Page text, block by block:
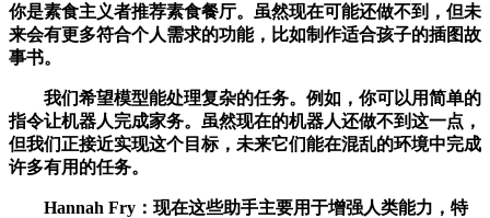
你是素食主义者推荐素食餐厅。虽然现在可能还做不到，但未
来会有更多符合个人需求的功能，比如制作适合孩子的插图故
事书。
我们希望模型能处理复杂的任务。例如，你可以用简单的
指令让机器人完成家务。虽然现在的机器人还做不到这一点，
但我们正接近实现这个目标，未来它们能在混乱的环境中完成
许多有用的任务。
Hannah Fry：现在这些助手主要用于增强人类能力，特